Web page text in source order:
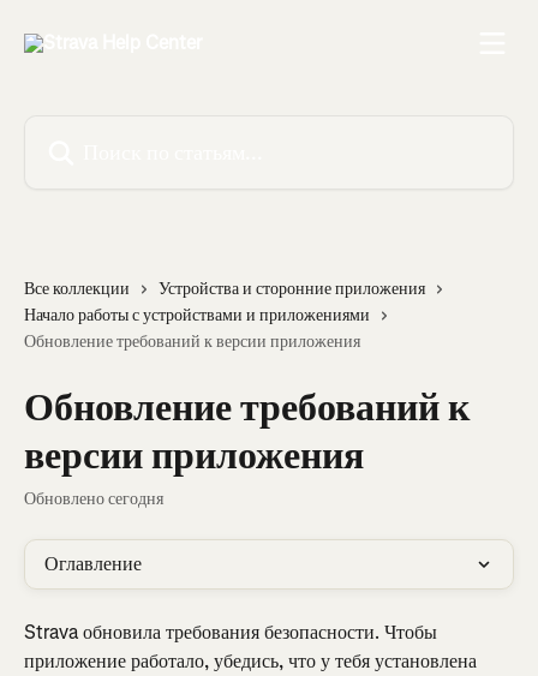
Все коллекции
Устройства и сторонние приложения
Начало работы с устройствами и приложениями
Обновление требований к версии приложения
Обновление требований к
версии приложения
Обновлено сегодня
Оглавление
Strava обновила требования безопасности. Чтобы
приложение работало, убедись, что у тебя установлена